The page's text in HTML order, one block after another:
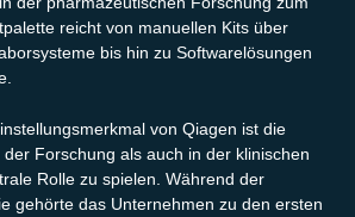
reicht von manuellen Kits über
bis hin zu Softwarelösungen
von Qiagen ist die
Forschung als auch in der klinischen
Rolle zu spielen. Während der
gehörte das Unternehmen zu den ersten